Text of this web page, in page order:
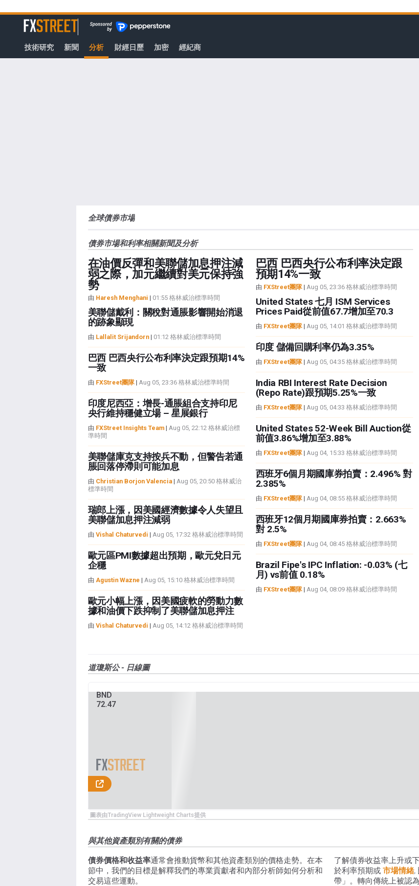
至
容
FXStreet
技術研究 新聞 分析 財經日歷 加密 經紀商
全球債券市場
債券市場和利率相關新聞及分析
在油價反彈和美聯儲加息押注減
弱之際，加元繼續對美元保持強
勢
由 Haresh Menghani | 01:55 格林威治標準時間
美聯儲戴利：關稅對通脹影響開始消退
的跡象顯現
由 Lallalit Srijandorn| 01:12 格林威治標準時間
巴西 巴西央行公布利率決定跟預期14%
一致
由 FXStreet團隊| Aug 05, 23:36 格林威治標準時間
印度尼西亞：增長-通脹組合支持印尼
央行維持穩健立場 – 星展銀行
由 FXStreet Insights Team| Aug 05, 22:12 格林威治標
準時間
美聯儲庫克支持按兵不動，但警告若通
脹回落停滯則可能加息
由 Christian Borjon Valencia| Aug 05, 20:50 格林威治
標準時間
瑞郎上漲，因美國經濟數據令人失望且
美聯儲加息押注減弱
由 Vishal Chaturvedi | Aug 05, 17:32 格林威治標準時間
歐元區PMI數據超出預期，歐元兌日元
企穩
由 Agustin Wazne | Aug 05, 15:10 格林威治標準時間
歐元小幅上漲，因美國疲軟的勞動力數
據和油價下跌抑制了美聯儲加息押注
由 Vishal Chaturvedi | Aug 05, 14:12 格林威治標準時間
巴西 巴西央行公布利率決定跟
預期14%一致
由 FXStreet團隊| Aug 05, 23:36 格林威治標準時間
United States 七月 ISM Services
Prices Paid從前值67.7增加至70.3
由 FXStreet團隊| Aug 05, 14:01 格林威治標準時間
印度 儲備回購利率仍為3.35%
由 FXStreet團隊| Aug 05, 04:35 格林威治標準時間
India RBI Interest Rate Decision
(Repo Rate)跟預期5.25%一致
由 FXStreet團隊| Aug 05, 04:33 格林威治標準時間
United States 52-Week Bill Auction從
前值3.86%增加至3.88%
由 FXStreet團隊| Aug 04, 15:33 格林威治標準時間
西班牙6個月期國庫券拍賣：2.496% 對
2.385%
由 FXStreet團隊| Aug 04, 08:55 格林威治標準時間
西班牙12個月期國庫券拍賣：2.663%
對 2.5%
由 FXStreet團隊| Aug 04, 08:45 格林威治標準時間
Brazil Fipe's IPC Inflation: -0.03% (七
月) vs前值 0.18%
由 FXStreet團隊| Aug 04, 08:09 格林威治標準時間
道瓊斯公 - 日線圖
BND
72.47
圖表由TradingView Lightweight Charts提供
與其他資產類別有關的債券
債券價格和收益率通常會推動貨幣和其他資產類別的價格走勢。在本
節中，我們的目標是解釋我們的專業貢獻者和內部分析師如何分析和
交易這些運動。
了解債券收益率上升或
於利率預期或 市場情緒,
帶」。轉向傳統上被認